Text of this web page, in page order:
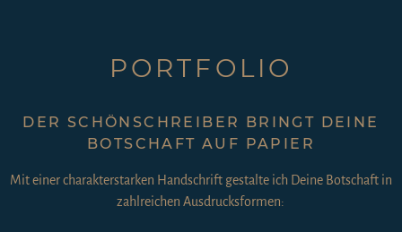
PORTFOLIO
DER SCHÖNSCHREIBER BRINGT DEINE
BOTSCHAFT AUF PAPIER
Mit einer charakterstarken Handschrift gestalte ich Deine Botschaft in
zahlreichen Ausdrucksformen: